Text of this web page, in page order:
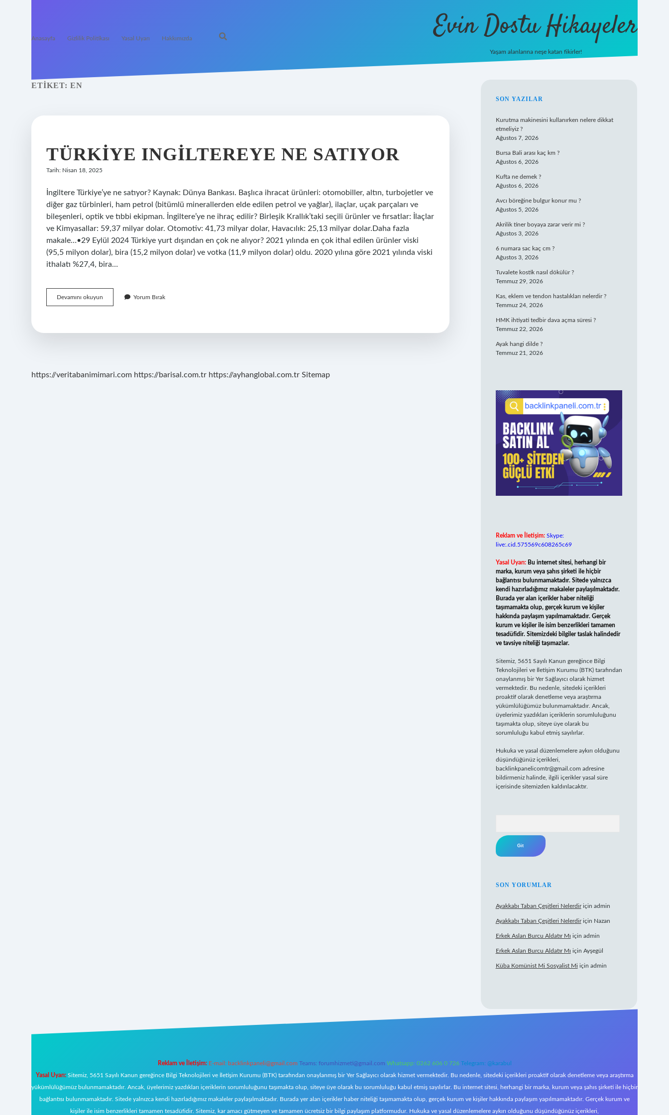
Anasayfa Gizlilik Politikası Yasal Uyarı Hakkımızda Evin Dostu Hikayeler
Yaşam alanlarına neşe katan fikirler!
ETIKET: EN
TÜRKIYE INGILTEREYE NE SATIYOR
Tarih: Nisan 18, 2025
İngiltere Türkiye’ye ne satıyor? Kaynak: Dünya Bankası. Başlıca ihracat ürünleri: otomobiller, altın, turbojetler ve
diğer gaz türbinleri, ham petrol (bitümlü minerallerden elde edilen petrol ve yağlar), ilaçlar, uçak parçaları ve
bileşenleri, optik ve tıbbi ekipman. İngiltere’ye ne ihraç edilir? Birleşik Krallık’taki seçili ürünler ve fırsatlar: İlaçlar
ve Kimyasallar: 59,37 milyar dolar. Otomotiv: 41,73 milyar dolar, Havacılık: 25,13 milyar dolar.Daha fazla
makale…•29 Eylül 2024 Türkiye yurt dışından en çok ne alıyor? 2021 yılında en çok ithal edilen ürünler viski
(95,5 milyon dolar), bira (15,2 milyon dolar) ve votka (11,9 milyon dolar) oldu. 2020 yılına göre 2021 yılında viski
ithalatı %27,4, bira…
Devamını okuyun
Ingiltereye
Yorum Bırak
https://veritabanimimari.com https://barisal.com.tr https://ayhanglobal.com.tr Sitemap
SIDEBAR
SON YAZILAR
Kurutma makinesini kullanırken nelere dikkat
etmeliyiz ?
Ağustos 7, 2026
Bursa Bali arası kaç km ?
Ağustos 6, 2026
Kufta ne demek ?
Ağustos 6, 2026
Avcı böreğine bulgur konur mu ?
Ağustos 5, 2026
Akrilik tiner boyaya zarar verir mi ?
Ağustos 3, 2026
6 numara sac kaç cm ?
Ağustos 3, 2026
Tuvalete kostik nasıl dökülür ?
Temmuz 29, 2026
Kas, eklem ve tendon hastalıkları nelerdir ?
Temmuz 24, 2026
HMK ihtiyati tedbir dava açma süresi ?
Temmuz 22, 2026
Ayak hangi dilde ?
Temmuz 21, 2026
Reklam ve İletişim: Skype:
live:.cid.575569c608265c69
Yasal Uyarı: Bu internet sitesi, herhangi bir
marka, kurum veya şahıs şirketi ile hiçbir
bağlantısı bulunmamaktadır. Sitede yalnızca
kendi hazırladığımız makaleler paylaşılmaktadır.
Burada yer alan içerikler haber niteliği
taşımamakta olup, gerçek kurum ve kişiler
hakkında paylaşım yapılmamaktadır. Gerçek
kurum ve kişiler ile isim benzerlikleri tamamen
tesadüfidir. Sitemizdeki bilgiler taslak halindedir
ve tavsiye niteliği taşımazlar.
Sitemiz, 5651 Sayılı Kanun gereğince Bilgi
Teknolojileri ve İletişim Kurumu (BTK) tarafından
onaylanmış bir Yer Sağlayıcı olarak hizmet
vermektedir. Bu nedenle, sitedeki içerikleri
proaktif olarak denetleme veya araştırma
yükümlülüğümüz bulunmamaktadır. Ancak,
üyelerimiz yazdıkları içeriklerin sorumluluğunu
taşımakta olup, siteye üye olarak bu
sorumluluğu kabul etmiş sayılırlar.
Hukuka ve yasal düzenlemelere aykırı olduğunu
düşündüğünüz içerikleri,
backlinkpanelicomtr@gmail.com adresine
bildirmeniz halinde, ilgili içerikler yasal süre
içerisinde sitemizden kaldırılacaktır.
SON YORUMLAR
Ayakkabı Taban Çeşitleri Nelerdiriçin admin
Ayakkabı Taban Çeşitleri Nelerdiriçin Nazan
Erkek Aslan Burcu Aldatır Mı için admin
Erkek Aslan Burcu Aldatır Mı için Ayşegül
Küba Komünist Mi Sosyalist Mi için admin
Reklam ve İletişim: E-mail: backlinkpaneli@gmail.com Teams: forumhizmeti@gmail.com Whatsapp: 0262 606 0 726 Telegram: @karabul
Yasal Uyarı:Sitemiz, 5651 Sayılı Kanun gereğince Bilgi Teknolojileri ve İletişim Kurumu (BTK) tarafından onaylanmış bir Yer Sağlayıcı olarak hizmet vermektedir. Bu nedenle, sitedeki içerikleri proaktif olarak denetleme veya araştırma
yükümlülüğümüz bulunmamaktadır. Ancak, üyelerimiz yazdıkları içeriklerin sorumluluğunu taşımakta olup, siteye üye olarak bu sorumluluğu kabul etmiş sayılırlar. Bu internet sitesi, herhangi bir marka, kurum veya şahıs şirketi ile hiçbir
bağlantısı bulunmamaktadır. Sitede yalnızca kendi hazırladığımız makaleler paylaşılmaktadır. Burada yer alan içerikler haber niteliği taşımamakta olup, gerçek kurum ve kişiler hakkında paylaşım yapılmamaktadır. Gerçek kurum ve
kişiler ile isim benzerlikleri tamamen tesadüfidir. Sitemiz, kar amacı gütmeyen ve tamamen ücretsiz bir bilgi paylaşım platformudur. Hukuka ve yasal düzenlemelere aykırı olduğunu düşündüğünüz içerikleri,